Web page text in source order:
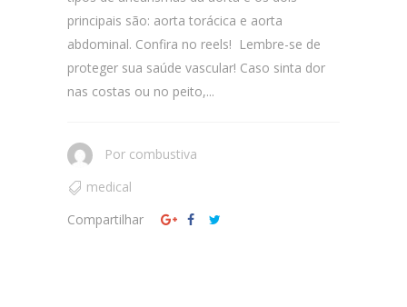
principais são: aorta torácica e aorta
abdominal. Confira no reels! Lembre-se de
proteger sua saúde vascular! Caso sinta dor
nas costas ou no peito,...
Por combustiva
medical
Compartilhar